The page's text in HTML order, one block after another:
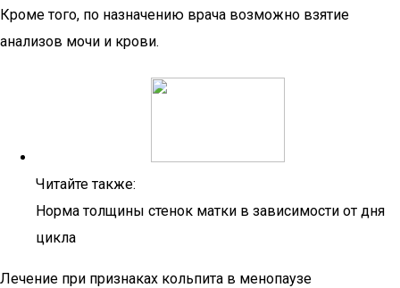
Кроме того, по назначению врача возможно взятие
анализов мочи и крови.
Читайте также:
Норма толщины стенок матки в зависимости от дня
цикла
Лечение при признаках кольпита в менопаузе